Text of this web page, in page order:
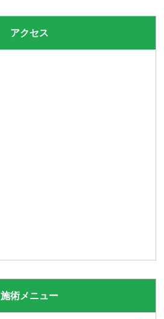
アクセス
施術メニュー